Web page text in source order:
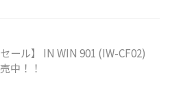
セール】 IN WIN 901 (IW-CF02)
中！！